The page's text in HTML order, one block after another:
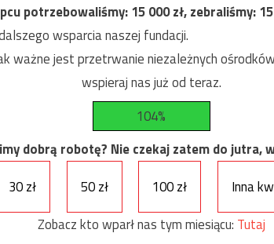
potrzebowaliśmy:15 000zł, zebraliśmy:
wsparcia naszej fundacji.
ważne jest przetrwanie niezależnych
wspieraj nas już od teraz.
104%
dobrą robotę? Nie czekaj zatem do jutra,
30 zł
50 zł 100 zł
Inna
Zobacz kto wparł nas tym miesiącu: Tutaj